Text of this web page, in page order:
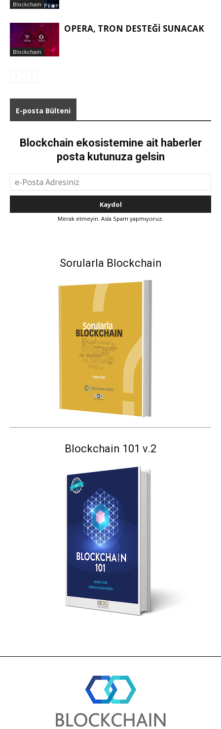
Blockchain
Blockchain
OPERA, TRON DESTEĞI SUNACAK
E-posta Bülteni
Blockchain ekosistemine ait haberler
posta kutunuza gelsin
Merak etmeyin. Asla Spam yapmıyoruz.
Sorularla Blockchain
Blockchain 101 v.2